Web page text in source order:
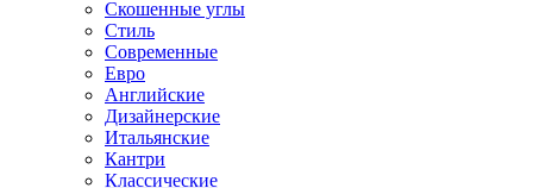
Скошенные углы
Стиль
Современные
Евро
Английские
Дизайнерские
Итальянские
Кантри
Классические